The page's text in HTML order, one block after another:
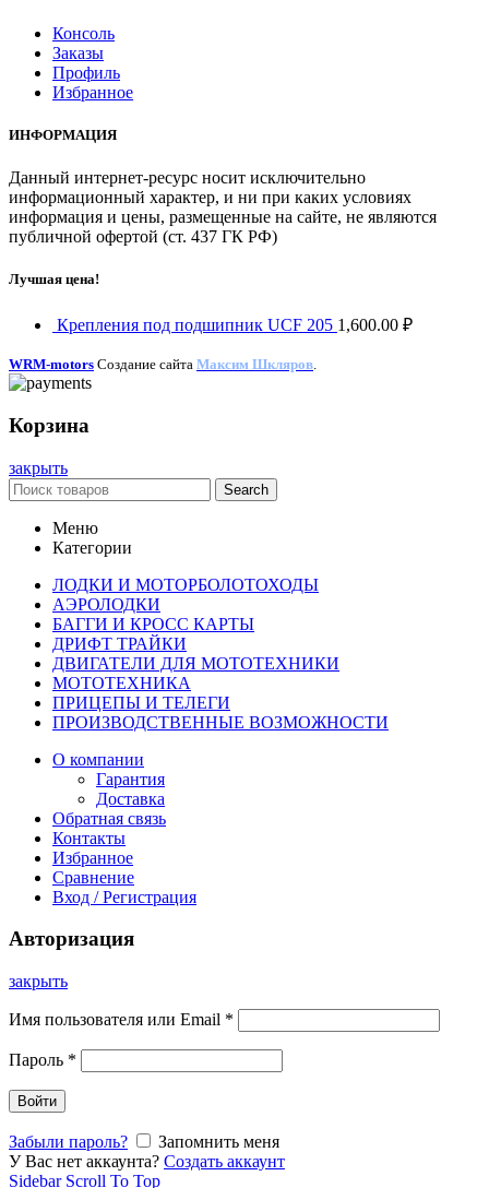
Консоль
Заказы
Профиль
Избранное
ИНФОРМАЦИЯ
Данный интернет-ресурс носит исключительно
информационный характер, и ни при каких условиях
информация и цены, размещенные на сайте, не являются
публичной офертой (ст. 437 ГК РФ)
Лучшая цена!
Крепления под подшипник UCF 205 1,600.00 ₽
WRM-motors Создание сайта Максим Шкляров.
Корзина
закрыть
Search
Меню
Категории
ЛОДКИ И МОТОРБОЛОТОХОДЫ
АЭРОЛОДКИ
БАГГИ И КРОСС КАРТЫ
ДРИФТ ТРАЙКИ
ДВИГАТЕЛИ ДЛЯ МОТОТЕХНИКИ
МОТОТЕХНИКА
ПРИЦЕПЫ И ТЕЛЕГИ
ПРОИЗВОДСТВЕННЫЕ ВОЗМОЖНОСТИ
О компании
Гарантия
Доставка
Обратная связь
Контакты
Избранное
Сравнение
Вход / Регистрация
Авторизация
закрыть
Имя пользователя или Email *
Пароль *
Войти
Забыли пароль?
Запомнить меня
У Вас нет аккаунта? Создать аккаунт
Sidebar Scroll To Top